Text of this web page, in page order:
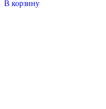
В корзину